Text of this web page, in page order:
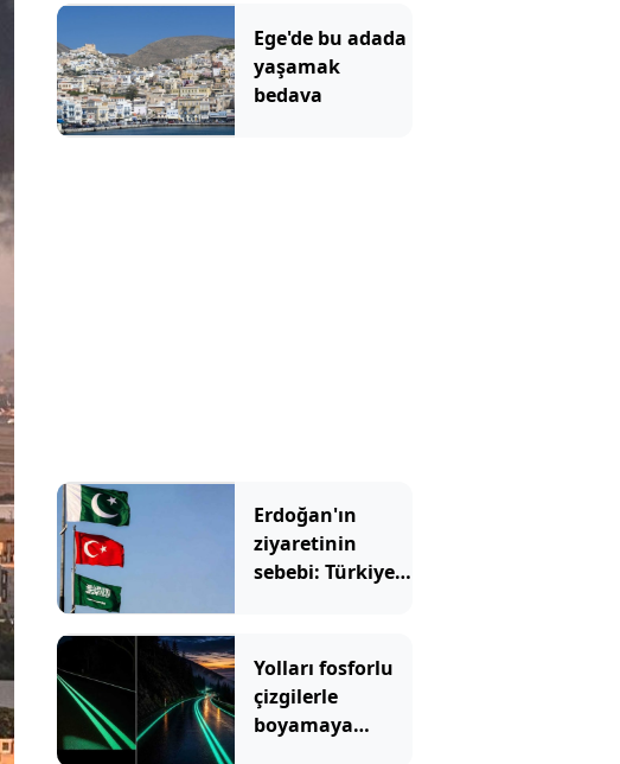
sallantıda
Ege'de bu adada
yaşamak
bedava
Erdoğan'ın
ziyaretinin
sebebi: Türkiye
Yolları fosforlu
çizgilerle
boyamaya